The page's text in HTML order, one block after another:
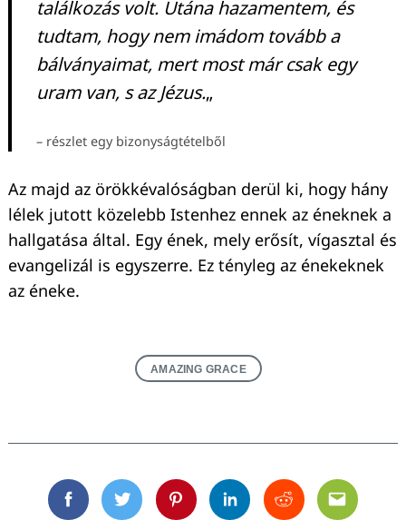
találkozás volt. Utána hazamentem, és
tudtam, hogy nem imádom tovább a
bálványaimat, mert most már csak egy
uram van, s az Jézus.„
– részlet egy bizonyságtételből
Az majd az örökkévalóságban derül ki, hogy hány
lélek jutott közelebb Istenhez ennek az éneknek a
hallgatása által. Egy ének, mely erősít, vígasztal és
evangelizál is egyszerre. Ez tényleg az énekeknek
az éneke.
AMAZING GRACE
FacebookTwitterPinterestLinkedinRedditEmail